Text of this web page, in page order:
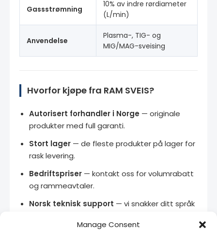
Manage Consent
Gassstrømning
10% av indre rørdiameter
(L/min)
Anvendelse
Plasma-, TIG- og
MIG/MAG-sveising
Hvorfor kjøpe fra RAM SVEIS?
Autorisert forhandler i Norge — originale
produkter med full garanti.
Stort lager — de fleste produkter på lager for
rask levering.
Bedriftspriser — kontakt oss for volumrabatt
og rammeavtaler.
Norsk teknisk support — vi snakker ditt språk